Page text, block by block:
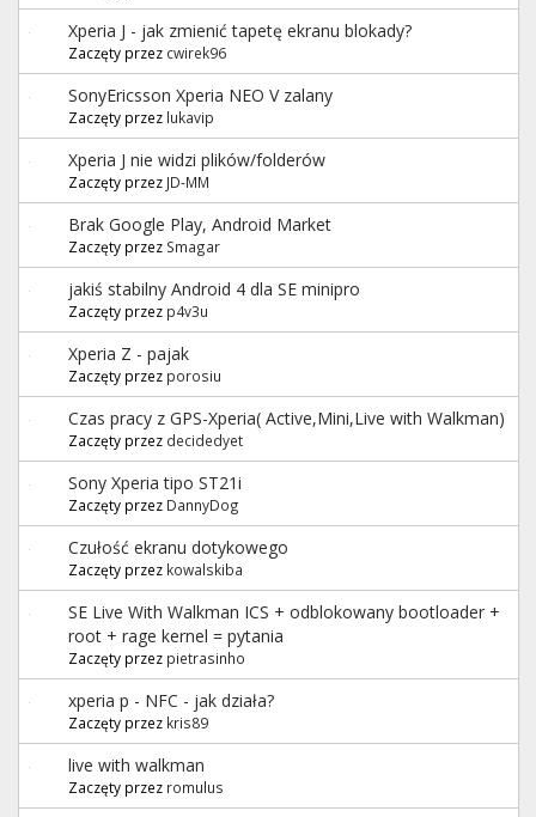
Xperia J - jak zmienić tapetę ekranu blokady?
Zaczęty przez cwirek96
SonyEricsson Xperia NEO V zalany
Zaczęty przez lukavip
Xperia J nie widzi plików/folderów
Zaczęty przez JD-MM
Brak Google Play, Android Market
Zaczęty przez Smagar
jakiś stabilny Android 4 dla SE minipro
Zaczęty przez p4v3u
Xperia Z - pajak
Zaczęty przez porosiu
Czas pracy z GPS-Xperia( Active,Mini,Live with Walkman)
Zaczęty przez decidedyet
Sony Xperia tipo ST21i
Zaczęty przez DannyDog
Czułość ekranu dotykowego
Zaczęty przez kowalskiba
SE Live With Walkman ICS + odblokowany bootloader +
root + rage kernel = pytania
Zaczęty przez pietrasinho
xperia p - NFC - jak działa?
Zaczęty przez kris89
live with walkman
Zaczęty przez romulus